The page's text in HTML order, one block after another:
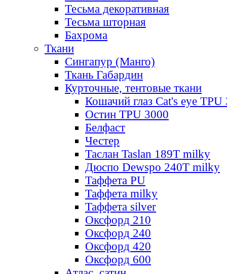
Тесьма декоративная
Тесьма шторная
Бахрома
Ткани
Сингапур (Манго)
Ткань Габардин
Курточные, тентовые ткани
Кошачий глаз Cat's eye TPU
Остин TPU 3000
Белфаст
Честер
Таслан Taslan 189T milky
Дюспо Dewspo 240T milky
Таффета PU
Таффета milky
Таффета silver
Оксфорд 210
Оксфорд 240
Оксфорд 420
Оксфорд 600